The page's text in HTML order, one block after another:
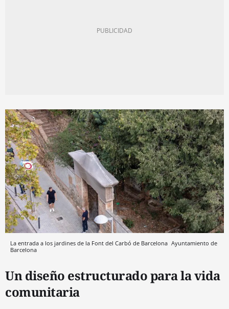
La entrada a los jardines de la Font del Carbó de Barcelona Ayuntamiento de
Barcelona
Un diseño estructurado para la vida
comunitaria